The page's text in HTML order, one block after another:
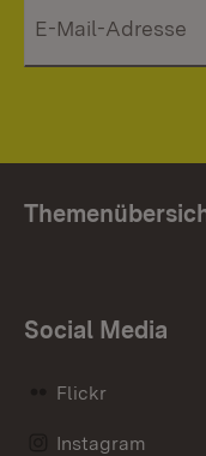
Social Media
Flickr
Instagram